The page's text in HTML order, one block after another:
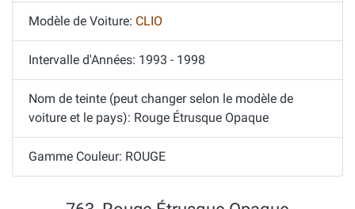
Modèle de Voiture: CLIO
Intervalle d'Années: 1993 - 1998
Nom de teinte (peut changer selon le modèle de
voiture et le pays): Rouge Étrusque Opaque
Gamme Couleur: ROUGE